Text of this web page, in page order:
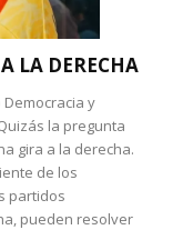
LA DERECHA
y
la pregunta
gira a la derecha.
de los
partidos
pueden resolver